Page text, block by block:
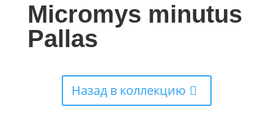
Micromys minutus
Pallas
Назад в коллекцию